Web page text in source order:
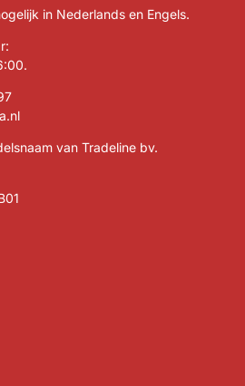
in Nederlands en Engels.
van Tradeline bv.